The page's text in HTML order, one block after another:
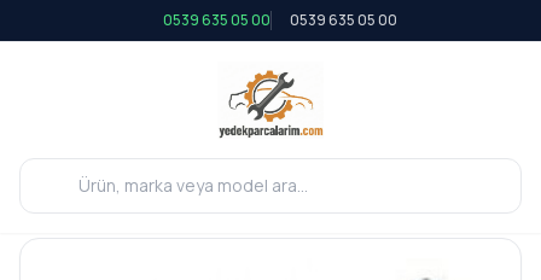
0539 635 05 00 0539 635 05 00